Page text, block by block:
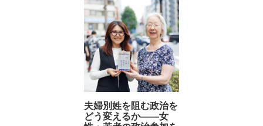
夫婦別姓を阻む政治を
どう変えるか――女